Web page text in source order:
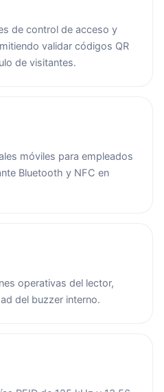
de control de acceso y
validar códigos QR
de visitantes.
móviles para empleados
Bluetooth y NFC en
operativas del lector,
del buzzer interno.